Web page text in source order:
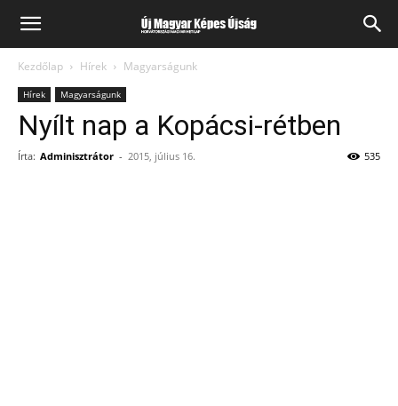
Kezdőlap Hírek Magyarságunk
Hírek Magyarságunk
Nyílt nap a Kopácsi-rétben
Írta: Adminisztrátor - 2015, július 16. 535